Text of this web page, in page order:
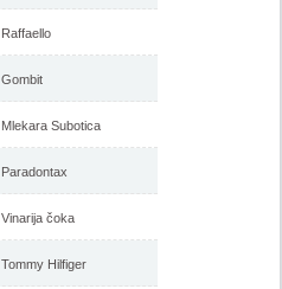
Forma Ideale jesenja ponuda
Raffaello
Gombit
Mlekara Subotica
Paradontax
Vinarija čoka
Tommy Hilfiger